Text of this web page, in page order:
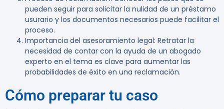
pueden seguir para solicitar la nulidad de un préstamo
usurario y los documentos necesarios puede facilitar el
proceso.
Importancia del asesoramiento legal: Retratar la
necesidad de contar con la ayuda de un abogado
experto en el tema es clave para aumentar las
probabilidades de éxito en una reclamación.
Cómo preparar tu caso